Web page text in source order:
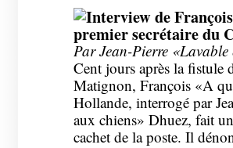
Interview de
premier secrétaire du
Par Jean-Pierre
Cent jours après la fistule
Matignon, François «A
Hollande, interrogé par
aux chiens» Dhuez, fait
cachet de la poste. Il